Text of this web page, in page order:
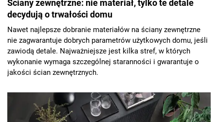
Ściany zewnętrzne: nie materiał, tylko te detale
decydują o trwałości domu
Nawet najlepsze dobranie materiałów na ściany zewnętrzne
nie zagwarantuje dobrych parametrów użytkowych domu, jeśli
zawiodą detale. Najważniejsze jest kilka stref, w których
wykonanie wymaga szczególnej staranności i gwarantuje o
jakości ścian zewnętrznych.